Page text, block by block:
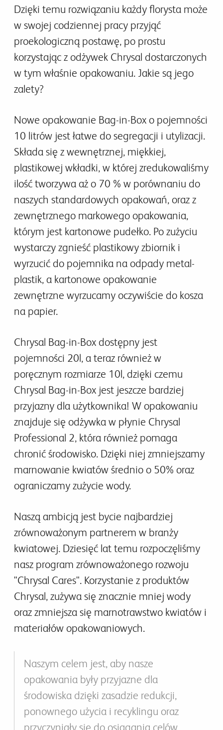
Dzięki temu rozwiązaniu każdy florysta może
w swojej codziennej pracy przyjąć
proekologiczną postawę, po prostu
korzystając z odżywek Chrysal dostarczonych
w tym właśnie opakowaniu. Jakie są jego
zalety?
Nowe opakowanie Bag-in-Box o pojemności
10 litrów jest łatwe do segregacji i utylizacji.
Składa się z wewnętrznej, miękkiej,
plastikowej wkładki, w której zredukowaliśmy
ilość tworzywa aż o 70 % w porównaniu do
naszych standardowych opakowań, oraz z
zewnętrznego markowego opakowania,
którym jest kartonowe pudełko. Po zużyciu
wystarczy zgnieść plastikowy zbiornik i
wyrzucić do pojemnika na odpady metal-
plastik, a kartonowe opakowanie
zewnętrzne wyrzucamy oczywiście do kosza
na papier.
Chrysal Bag-in-Box dostępny jest
pojemności 20l, a teraz również w
poręcznym rozmiarze 10l, dzięki czemu ​​
Chrysal Bag-in-Box jest jeszcze bardziej
przyjazny dla użytkownika! W opakowaniu
znajduje się odżywka w płynie Chrysal
Professional 2, która również pomaga
chronić środowisko. Dzięki niej zmniejszamy
marnowanie kwiatów średnio o 50% oraz
ograniczamy zużycie wody.
Naszą ambicją jest bycie najbardziej
zrównoważonym partnerem w branży
kwiatowej. Dziesięć lat temu rozpoczęliśmy
nasz program zrównoważonego rozwoju
"Chrysal Cares". Korzystanie z produktów
Chrysal, zużywa się znacznie mniej wody
oraz zmniejsza się marnotrawstwo kwiatów i
materiałów opakowaniowych.
Naszym celem jest, aby nasze
opakowania były przyjazne dla
środowiska dzięki zasadzie redukcji,
ponownego użycia i recyklingu oraz
przyczyniały się do osiągania celów